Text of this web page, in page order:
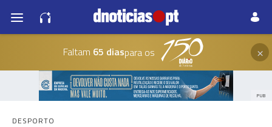
Faltam 65 diaspara os ×
PUB
DESPORTO